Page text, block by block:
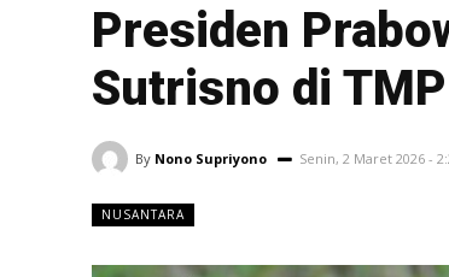
Presiden
Sutrisno di
By Nono Supriyono Senin, 2 Maret 2026 -
NUSANTARA